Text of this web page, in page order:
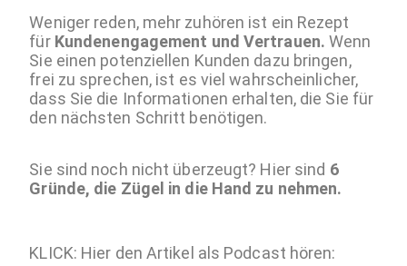
Weniger reden, mehr zuhören ist ein Rezept
für Kundenengagement und Vertrauen. Wenn
Sie einen potenziellen Kunden dazu bringen,
frei zu sprechen, ist es viel wahrscheinlicher,
dass Sie die Informationen erhalten, die Sie für
den nächsten Schritt benötigen.
Sie sind noch nicht überzeugt? Hier sind 6
Gründe, die Zügel in die Hand zu nehmen.
KLICK: Hier den Artikel als Podcast hören: